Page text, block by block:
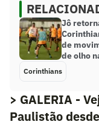
Jô
de
de olho
Corinthians
> GALERIA -
Paulistão